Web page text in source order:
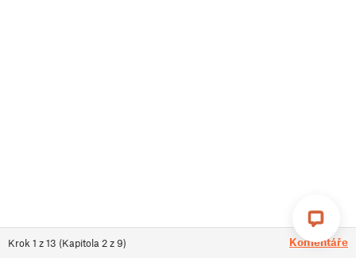
Krok 1 z13 (Kapitola 2z9) Komentáře